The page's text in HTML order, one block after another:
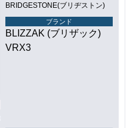
BRIDGESTONE(ブリヂストン)
ブランド
BLIZZAK (ブリザック)
VRX3